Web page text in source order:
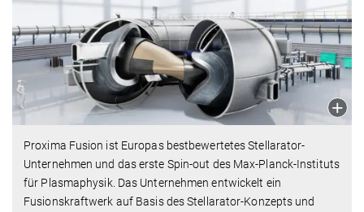
Proxima Fusion ist Europas bestbewertetes Stellarator-
Unternehmen und das erste Spin-out des Max-Planck-Instituts
für Plasmaphysik. Das Unternehmen entwickelt ein
Fusionskraftwerk auf Basis des Stellarator-Konzepts und